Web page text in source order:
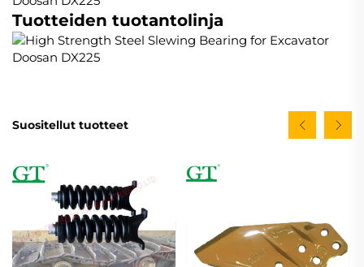
Tuotteiden tuotantolinja
Suositellut tuotteet